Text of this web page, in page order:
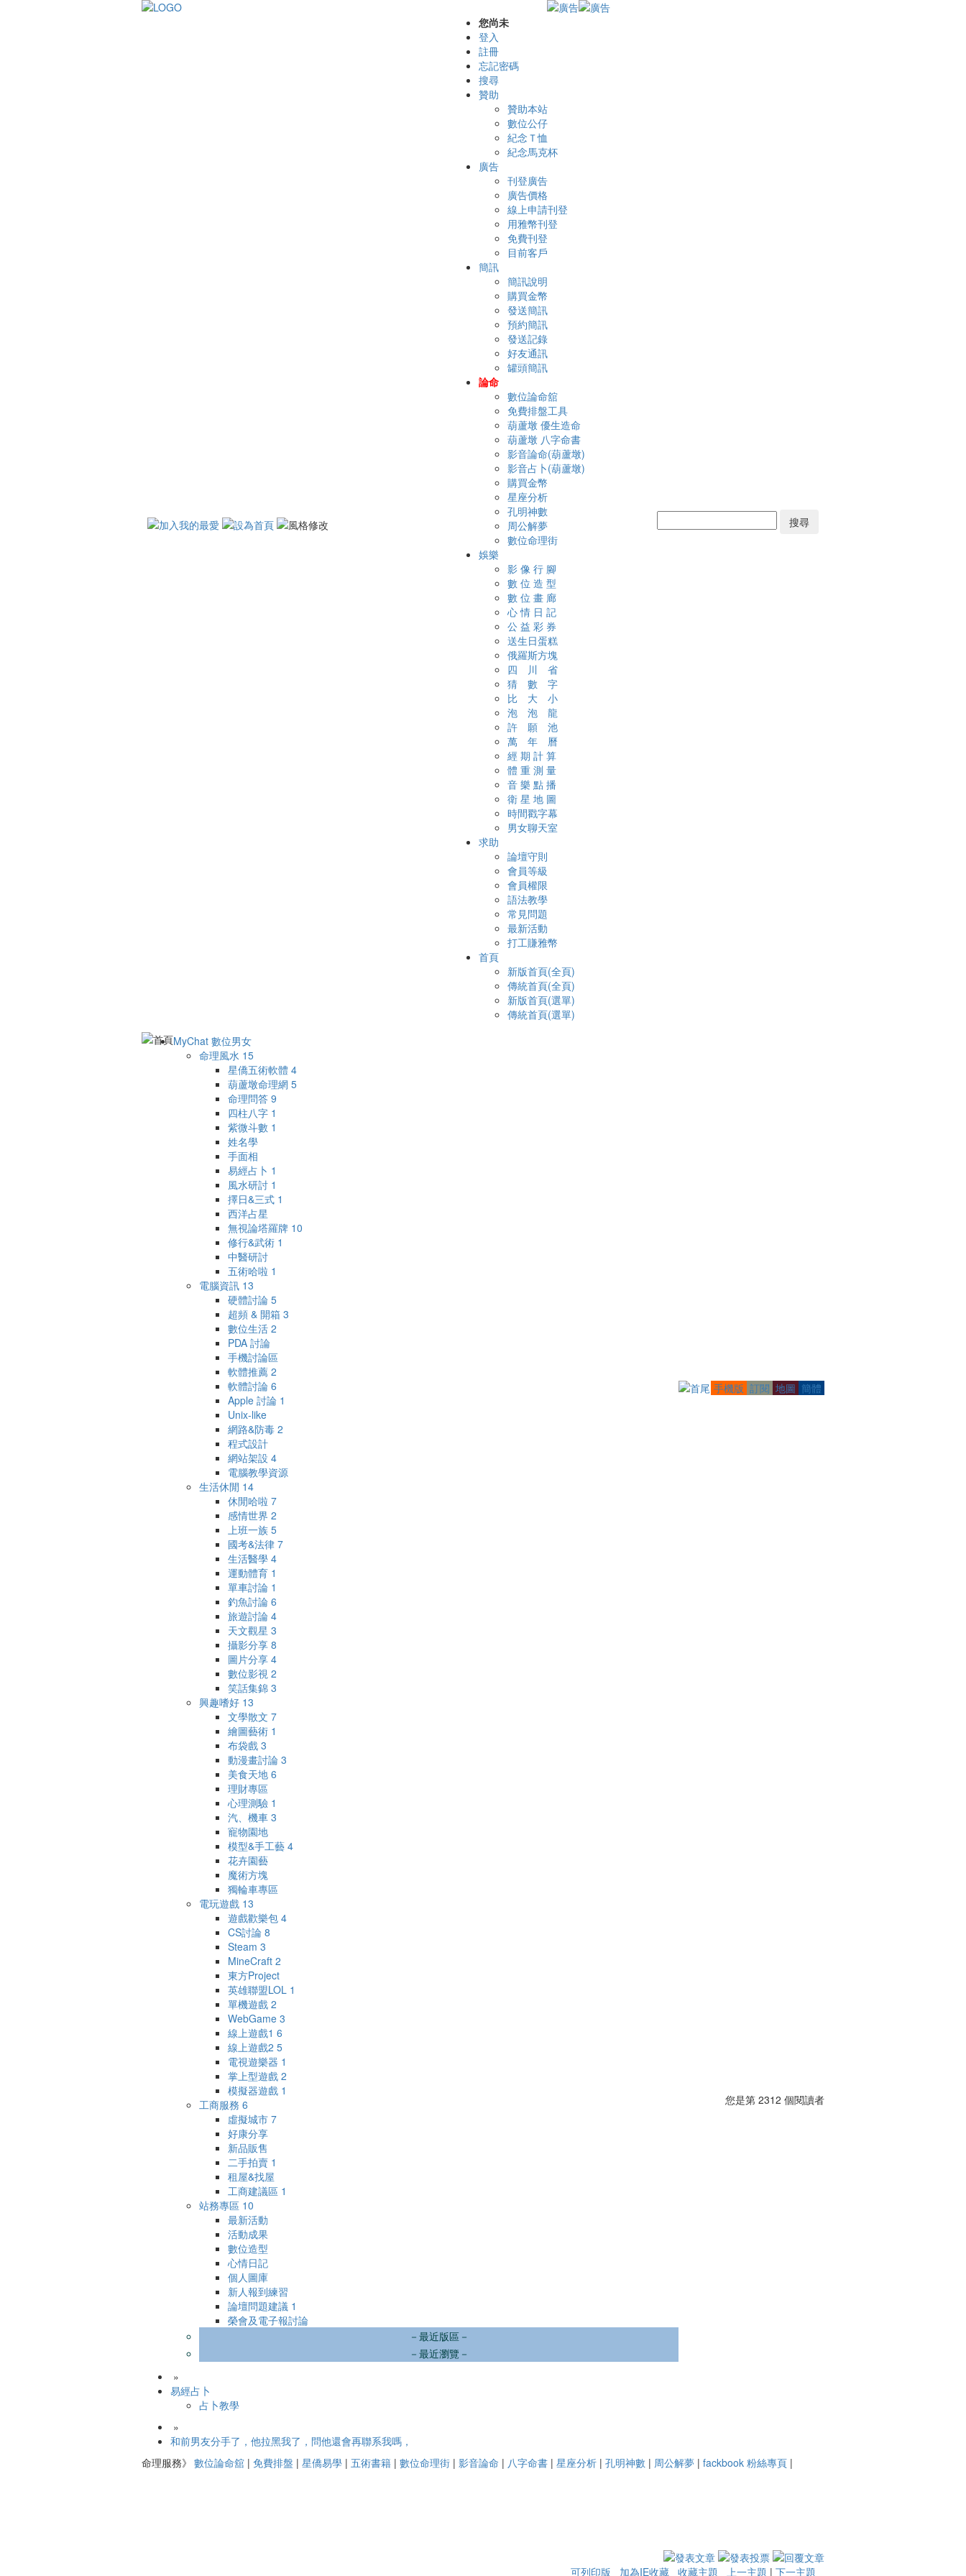
您尚未
登入
註冊
忘記密碼
搜尋
贊助
贊助本站
數位公仔
紀念Ｔ恤
紀念馬克杯
廣告
刊登廣告
廣告價格
線上申請刊登
用雅幣刊登
免費刊登
目前客戶
簡訊
簡訊說明
購買金幣
發送簡訊
預約簡訊
發送記錄
好友通訊
罐頭簡訊
論命
數位論命舘
免費排盤工具
葫蘆墩 優生造命
葫蘆墩 八字命書
影音論命(葫蘆墩)
影音占卜(葫蘆墩)
購買金幣
星座分析
孔明神數
周公解夢
數位命理街
娛樂
影 像 行 腳
數 位 造 型
數 位 畫 廊
心 情 日 記
公 益 彩 券
送生日蛋糕
俄羅斯方塊
四 川 省
猜 數 字
比 大 小
泡 泡 龍
許 願 池
萬 年 曆
經 期 計 算
體 重 測 量
音 樂 點 播
衛 星 地 圖
時間戳字幕
男女聊天室
求助
論壇守則
會員等級
會員權限
語法教學
常見問題
最新活動
打工賺雅幣
首頁
新版首頁(全頁)
傳統首頁(全頁)
新版首頁(選單)
傳統首頁(選單)
MyChat 數位男女
命理風水 15
星僑五術軟體 4
葫蘆墩命理網 5
命理問答 9
四柱八字 1
紫微斗數 1
姓名學
手面相
易經占卜 1
風水研討 1
擇日&三式 1
西洋占星
無視論塔羅牌 10
修行&武術 1
中醫研討
五術哈啦 1
電腦資訊 13
硬體討論 5
超頻 & 開箱 3
數位生活 2
PDA 討論
手機討論區
軟體推薦 2
軟體討論 6
Apple 討論 1
Unix-like
網路&防毒 2
程式設計
網站架設 4
電腦教學資源
生活休閒 14
休閒哈啦 7
感情世界 2
上班一族 5
國考&法律 7
生活醫學 4
運動體育 1
單車討論 1
釣魚討論 6
旅遊討論 4
天文觀星 3
攝影分享 8
圖片分享 4
數位影視 2
笑話集錦 3
興趣嗜好 13
文學散文 7
繪圖藝術 1
布袋戲 3
動漫畫討論 3
美食天地 6
理財專區
心理測驗 1
汽、機車 3
寵物園地
模型&手工藝 4
花卉園藝
魔術方塊
獨輪車專區
電玩遊戲 13
遊戲歡樂包 4
CS討論 8
Steam 3
MineCraft 2
東方Project
英雄聯盟LOL 1
單機遊戲 2
WebGame 3
線上遊戲1 6
線上遊戲2 5
電視遊樂器 1
掌上型遊戲 2
模擬器遊戲 1
工商服務 6
虛擬城市 7
好康分享
新品販售
二手拍賣 1
租屋&找屋
工商建議區 1
站務專區 10
最新活動
活動成果
數位造型
心情日記
個人圖庫
新人報到練習
論壇問題建議 1
榮會及電子報討論
－最近版區－
－最近瀏覽－
»
易經占卜
占卜教學
»
和前男友分手了，他拉黑我了，問他還會再聯系我嗎，
手機版 訂閱 地圖 簡體
您是第 2312 個閱讀者
命理服務》 數位論命舘 | 免費排盤 | 星僑易學 | 五術書籍 | 數位命理街 | 影音論命 | 八字命書 | 星座分析 | 孔明神數 | 周公解夢 | fackbook 粉絲專頁 |
可列印版 加為IE收藏 收藏主題 上一主題 | 下一主題